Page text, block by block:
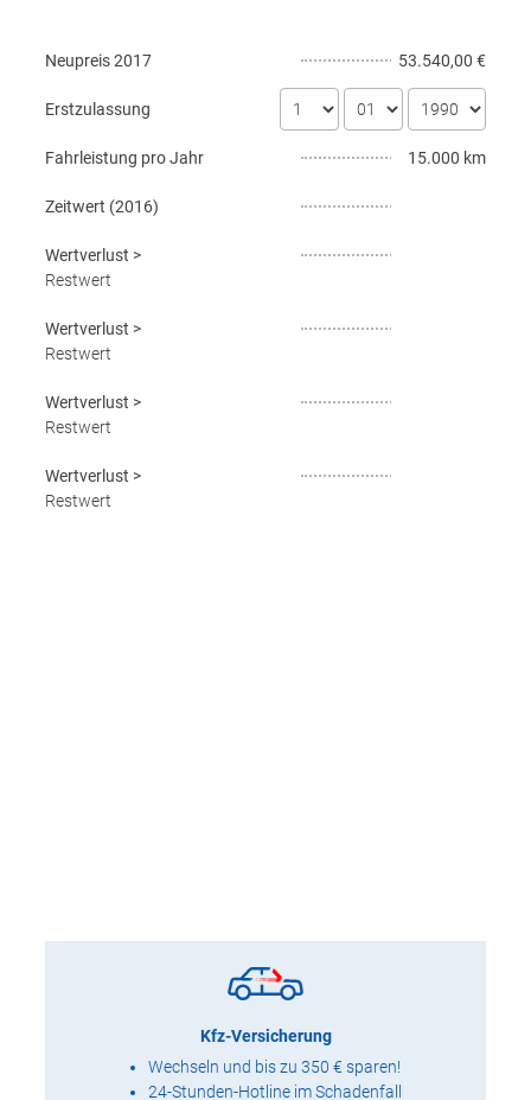
Neupreis2017 53.540,00 €
Erstzulassung
Fahrleistung pro Jahr 15.000 km
Zeitwert (2016)
Wertverlust >
Restwert
Wertverlust >
Restwert
Wertverlust >
Restwert
Wertverlust >
Restwert
Kfz-Versicherung
Wechseln und bis zu 350 € sparen!
24-Stunden-Hotline im Schadenfall